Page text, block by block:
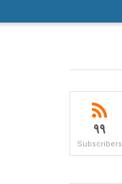
99
Subscribers